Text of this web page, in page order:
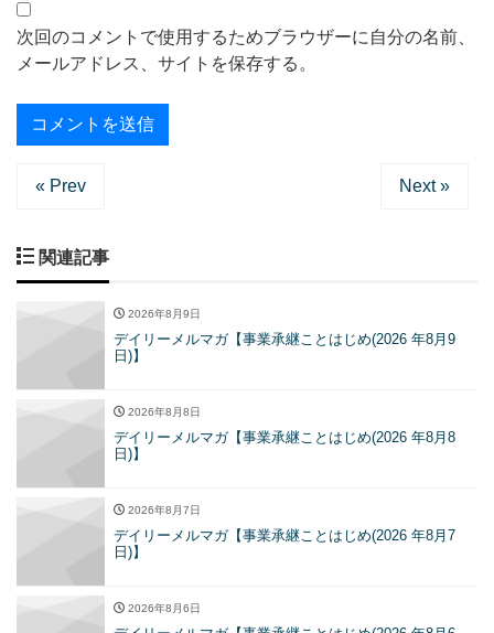
次回のコメントで使用するためブラウザーに自分の名前、
メールアドレス、サイトを保存する。
« Prev Next »
関連記事
2026年8月9日
デイリーメルマガ【事業承継ことはじめ(2026 年8月9
日)】
2026年8月8日
デイリーメルマガ【事業承継ことはじめ(2026 年8月8
日)】
2026年8月7日
デイリーメルマガ【事業承継ことはじめ(2026 年8月7
日)】
2026年8月6日